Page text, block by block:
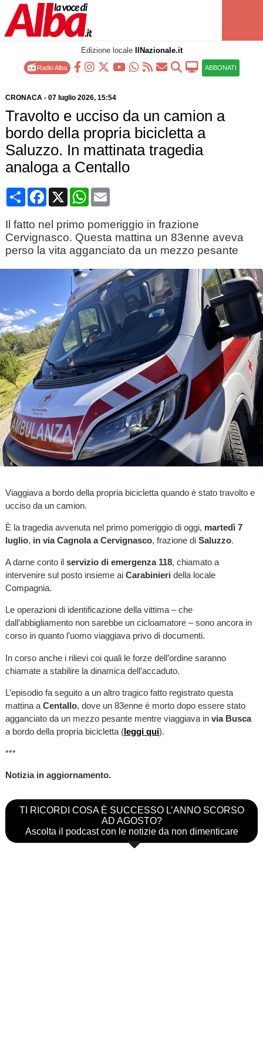
Edizione locale IlNazionale.it
Radio Alba ABBONATI
CRONACA- 07 luglio 2026, 15:54
Travolto e ucciso da un camion a
bordo della propria bicicletta a
Saluzzo. In mattinata tragedia
analoga a Centallo
CondividiFacebook
X WhatsApp
Email
Il fatto nel primo pomeriggio in frazione
Cervignasco. Questa mattina un 83enne aveva
perso la vita agganciato da un mezzo pesante
Viaggiava a bordo della propria bicicletta quando è stato travolto e
ucciso da un camion.
È la tragedia avvenuta nel primo pomeriggio di oggi, martedì 7
luglio, in via Cagnola a Cervignasco, frazione di Saluzzo.
A darne conto il servizio di emergenza 118, chiamato a
intervenire sul posto insieme ai Carabinieri della locale
Compagnia.
Le operazioni di identificazione della vittima – che
dall’abbigliamento non sarebbe un cicloamatore – sono ancora in
corso in quanto l’uomo viaggiava privo di documenti.
In corso anche i rilievi coi quali le forze dell’ordine saranno
chiamate a stabilire la dinamica dell’accaduto.
L’episodio fa seguito a un altro tragico fatto registrato questa
mattina a Centallo, dove un 83enne è morto dopo essere stato
agganciato da un mezzo pesante mentre viaggiava in via Busca
a bordo della propria bicicletta (leggi qui).
***
Notizia in aggiornamento.
TI RICORDI COSA È SUCCESSO L’ANNO SCORSO
AD AGOSTO?
Ascolta il podcast con le notizie da non dimenticare